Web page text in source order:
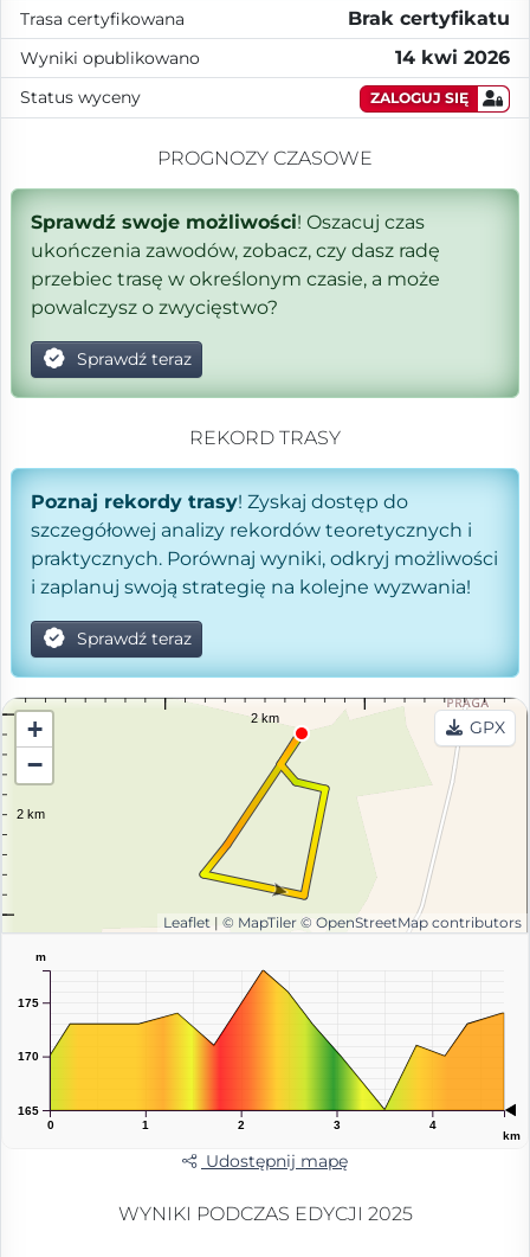
Trasa certyfikowana Brak certyfikatu
Wyniki opublikowano 14 kwi 2026
Status wyceny ZALOGUJ SIĘ
PROGNOZY CZASOWE
Sprawdź swoje możliwości! Oszacuj czas
ukończenia zawodów, zobacz, czy dasz radę
przebiec trasę w określonym czasie, a może
powalczysz o zwycięstwo?
Sprawdź teraz
REKORD TRASY
Poznaj rekordy trasy! Zyskaj dostęp do
szczegółowej analizy rekordów teoretycznych i
praktycznych. Porównaj wyniki, odkryj możliwości
i zaplanuj swoją strategię na kolejne wyzwania!
Sprawdź teraz
+
−
GPX
Leaflet | © MapTiler © OpenStreetMap contributors
0 1 2 3 4
km
165
170
175
m
Udostępnij mapę
WYNIKI PODCZAS EDYCJI 2025